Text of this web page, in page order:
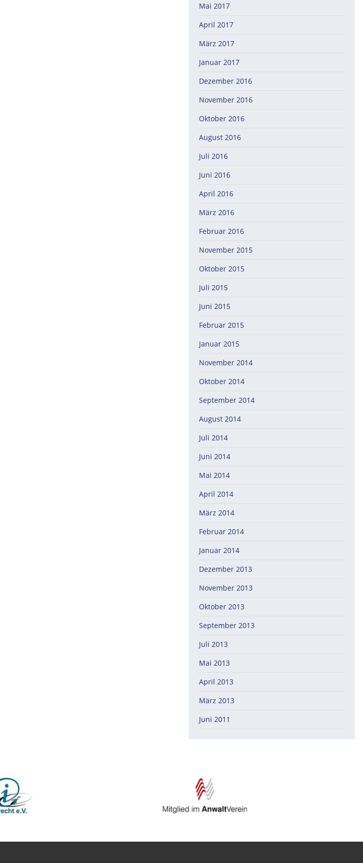
Mai 2017
April 2017
März 2017
Januar 2017
Dezember 2016
November 2016
Oktober 2016
August 2016
Juli 2016
Juni 2016
April 2016
März 2016
Februar 2016
November 2015
Oktober 2015
Juli 2015
Juni 2015
Februar 2015
Januar 2015
November 2014
Oktober 2014
September 2014
August 2014
Juli 2014
Juni 2014
Mai 2014
April 2014
März 2014
Februar 2014
Januar 2014
Dezember 2013
November 2013
Oktober 2013
September 2013
Juli 2013
Mai 2013
April 2013
März 2013
Juni 2011